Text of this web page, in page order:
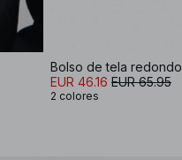
Bolso de tela redondo
EUR 46.16 EUR 65.95
2 colores